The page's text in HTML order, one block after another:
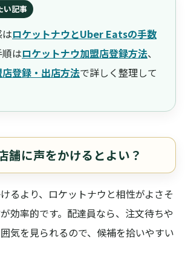
い記事
ロケットナウとUber Eatsの手数
はロケットナウ加盟店登録方法、
店登録・出店方法で詳しく整理して
舗に声をかけるとよい？
るより、ロケットナウと相性がよさそ
効率的です。配達員なら、注文待ちや
気を見られるので、候補を拾いやすい